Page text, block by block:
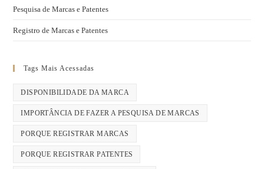
Pesquisa de Marcas e Patentes
Registro de Marcas e Patentes
Tags Mais Acessadas
DISPONIBILIDADE DA MARCA
IMPORTÂNCIA DE FAZER A PESQUISA DE MARCAS
PORQUE REGISTRAR MARCAS
PORQUE REGISTRAR PATENTES